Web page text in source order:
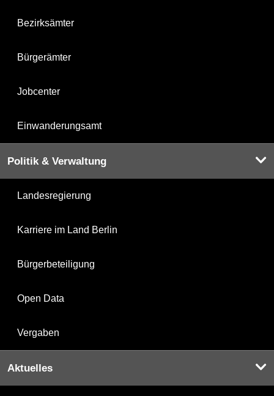
Bezirksämter
Bürgerämter
Jobcenter
Einwanderungsamt
Politik & Verwaltung
Landesregierung
Karriere im Land Berlin
Bürgerbeteiligung
Open Data
Vergaben
Aktuelles